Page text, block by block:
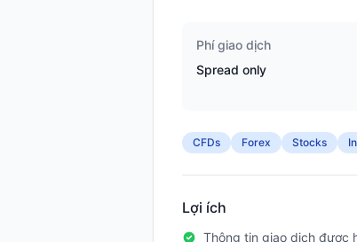
Phí giao dịch
Spread only
CFDs Forex Stocks
Lợi ích
Thông tin giao dịch được